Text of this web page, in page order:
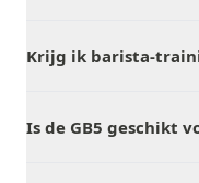
Krijg ik barista-
Is de GB5 geschikt